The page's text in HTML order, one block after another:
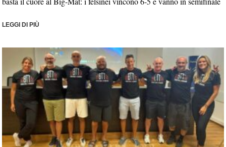
LEGGI DI PIÙ